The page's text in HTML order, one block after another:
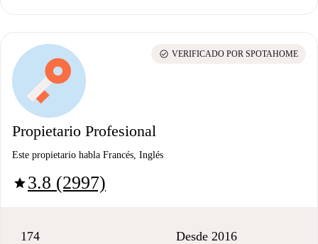
Propietario Profesional
Este propietario habla Francés, Inglés
star3.8 (2997)
check_circle VERIFICADO POR SPOTAHOME
174 Desde 2016